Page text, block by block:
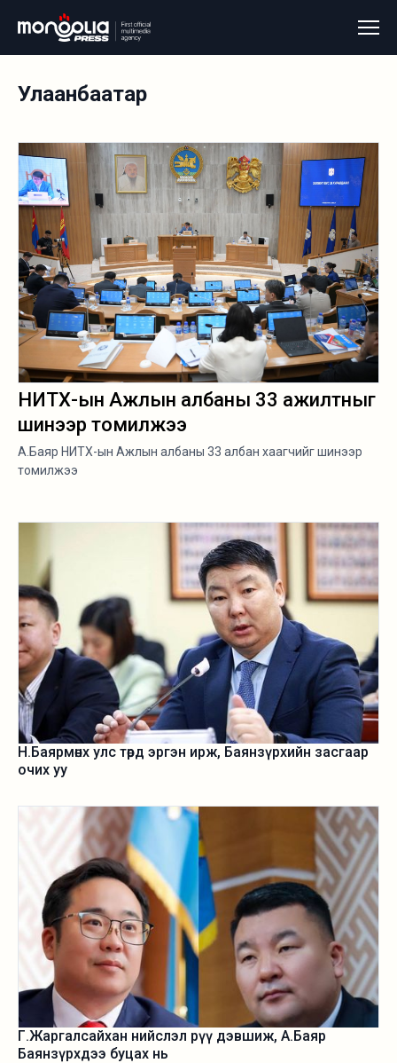
Улаанбаатар
НИТХ-ын Ажлын албаны 33 ажилтныг
шинээр томилжээ
А.Баяр НИТХ-ын Ажлын албаны 33 албан хаагчийг шинээр
томилжээ
Н.Баярмөнх улс төрд эргэн ирж, Баянзүрхийн засгаар
очих уу
Г.Жаргалсайхан нийслэл рүү дэвшиж, А.Баяр
Баянзүрхдээ буцах нь